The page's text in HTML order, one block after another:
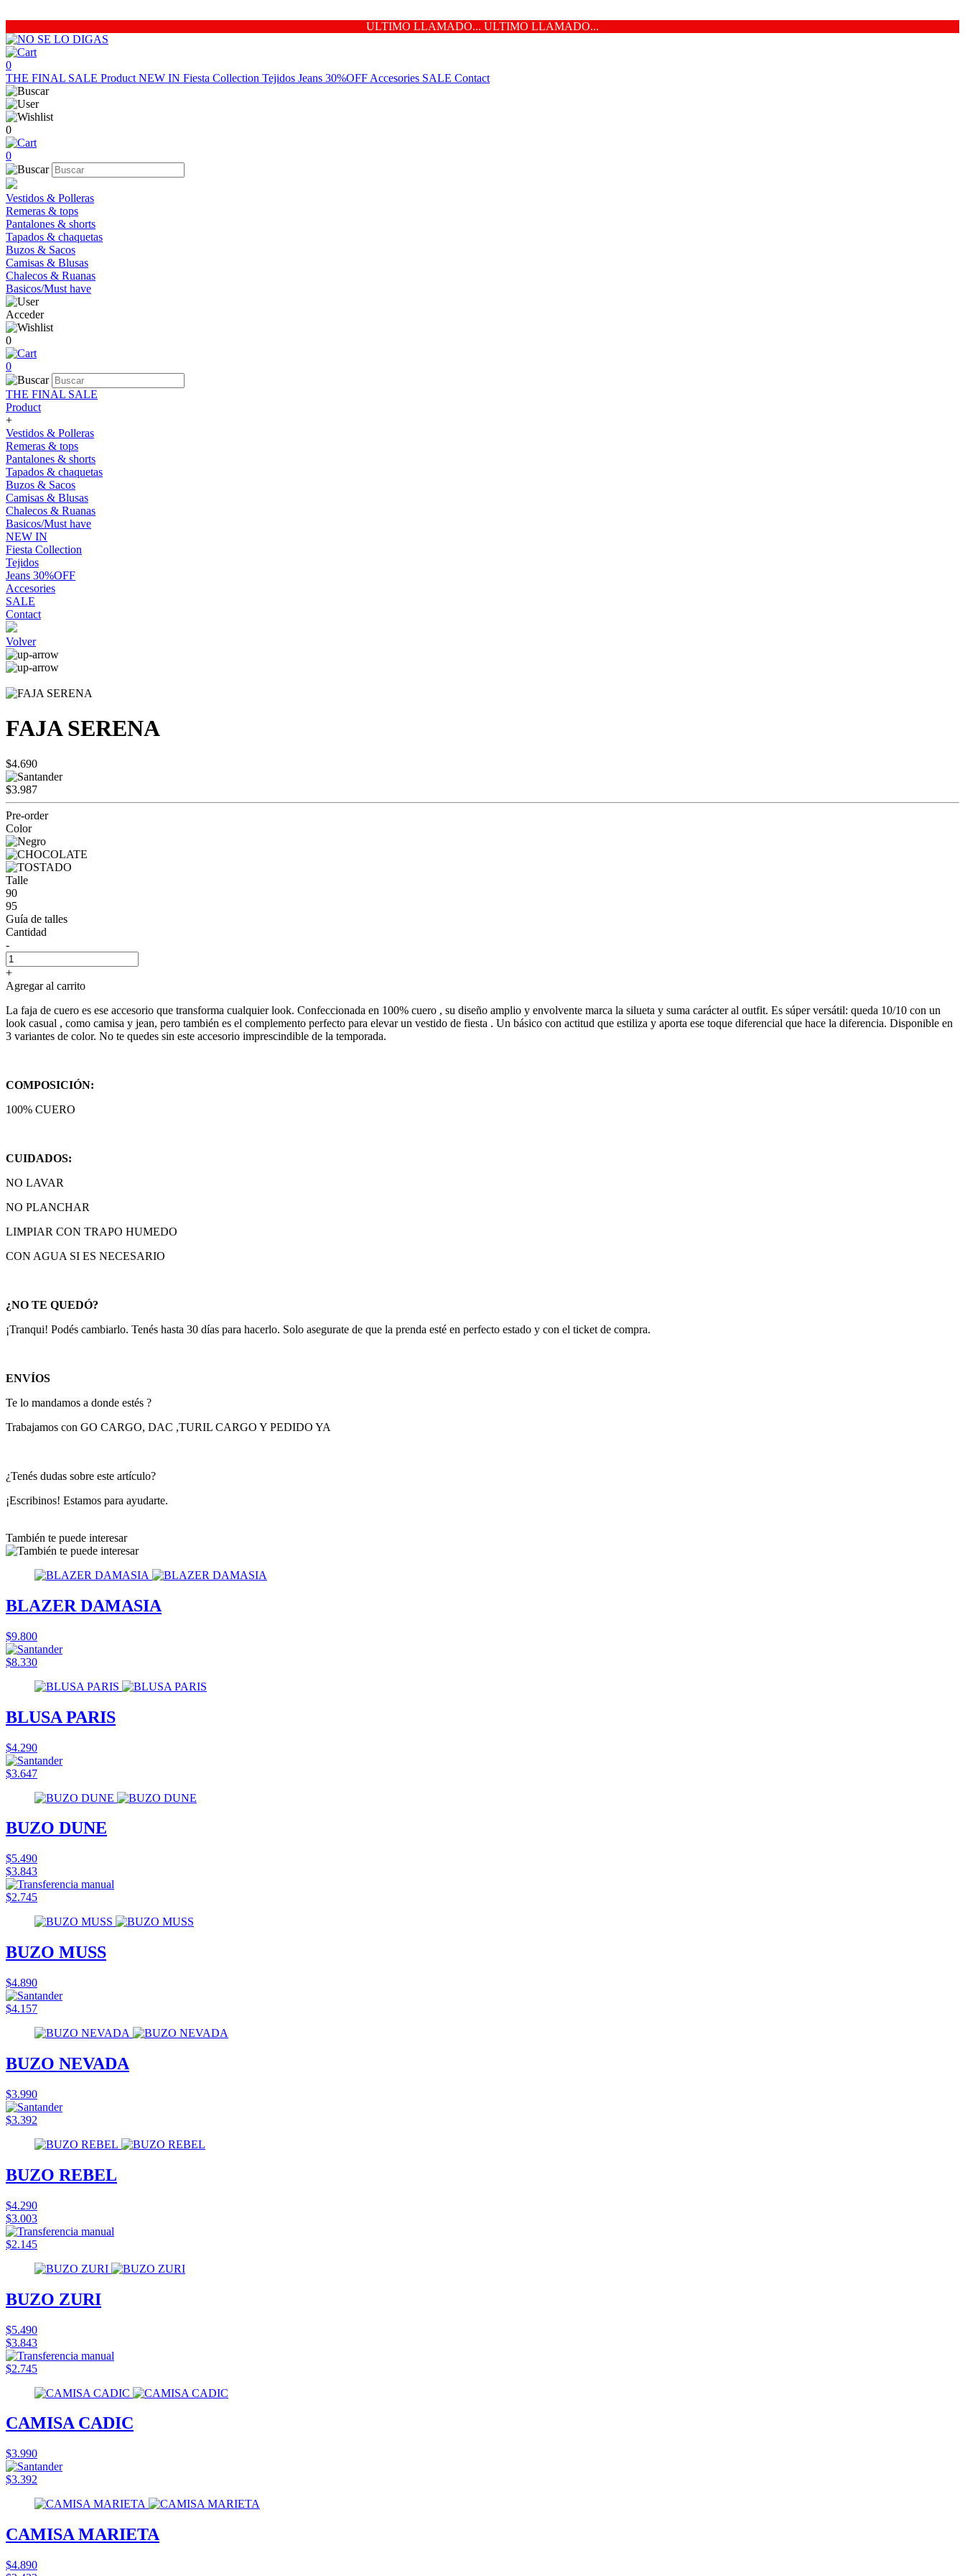
ULTIMO LLAMADO... ULTIMO LLAMADO...
0
THE FINAL SALE Product NEW IN Fiesta Collection Tejidos Jeans 30%OFF Accesories SALE Contact
0
0
Vestidos & Polleras
Remeras & tops
Pantalones & shorts
Tapados & chaquetas
Buzos & Sacos
Camisas & Blusas
Chalecos & Ruanas
Basicos/Must have
Acceder
0
0
THE FINAL SALE
Product
+
Vestidos & Polleras
Remeras & tops
Pantalones & shorts
Tapados & chaquetas
Buzos & Sacos
Camisas & Blusas
Chalecos & Ruanas
Basicos/Must have
NEW IN
Fiesta Collection
Tejidos
Jeans 30%OFF
Accesories
SALE
Contact
Volver
FAJA SERENA
$4.690
$3.987
Pre-order
Color
Talle
90
95
Guía de talles
Cantidad
-
+
Agregar al carrito
La faja de cuero es ese accesorio que transforma cualquier look. Confeccionada en 100% cuero , su diseño amplio y envolvente marca la silueta y suma carácter al outfit. Es súper versátil: queda 10/10 con un
look casual , como camisa y jean, pero también es el complemento perfecto para elevar un vestido de fiesta . Un básico con actitud que estiliza y aporta ese toque diferencial que hace la diferencia. Disponible en
3 variantes de color. No te quedes sin este accesorio imprescindible de la temporada.
COMPOSICIÓN:
100% CUERO
CUIDADOS:
NO LAVAR
NO PLANCHAR
LIMPIAR CON TRAPO HUMEDO
CON AGUA SI ES NECESARIO
¿NO TE QUEDÓ?
¡Tranqui! Podés cambiarlo. Tenés hasta 30 días para hacerlo. Solo asegurate de que la prenda esté en perfecto estado y con el ticket de compra.
ENVÍOS
Te lo mandamos a donde estés ?
Trabajamos con GO CARGO, DAC ,TURIL CARGO Y PEDIDO YA
¿Tenés dudas sobre este artículo?
¡Escribinos! Estamos para ayudarte.
También te puede interesar
BLAZER DAMASIA
$9.800
$8.330
BLUSA PARIS
$4.290
$3.647
BUZO DUNE
$5.490
$3.843
$2.745
BUZO MUSS
$4.890
$4.157
BUZO NEVADA
$3.990
$3.392
BUZO REBEL
$4.290
$3.003
$2.145
BUZO ZURI
$5.490
$3.843
$2.745
CAMISA CADIC
$3.990
$3.392
CAMISA MARIETA
$4.890